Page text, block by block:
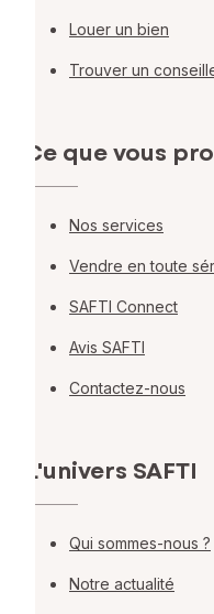
Louer un bien
Trouver un
Ce que vous
Nos services
Vendre en toute
SAFTI Connect
Avis SAFTI
Contactez-nous
L'univers SAFTI
Qui sommes-nous ?
Notre actualité